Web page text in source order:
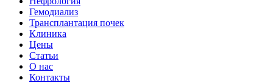
Гемодиализ
Трансплантация почек
Клиника
Цены
Статьи
О нас
Контакты